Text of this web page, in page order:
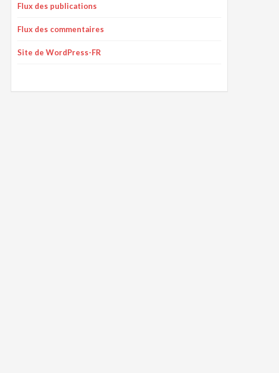
Flux des publications
Flux des commentaires
Site de WordPress-FR